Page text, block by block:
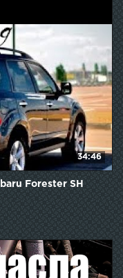
34:46
Forester SH